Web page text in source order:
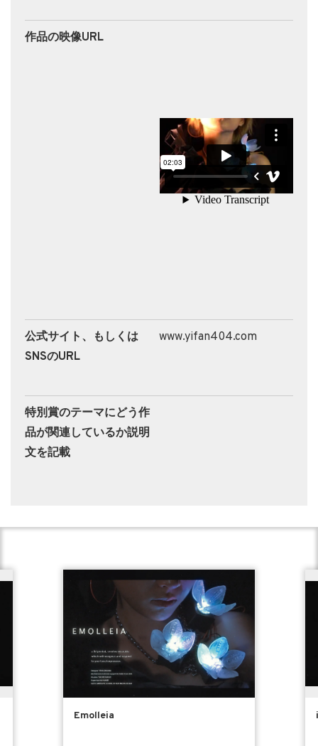
作品の映像URL
公式サイト、もしくは
SNSのURL
www.yifan404.com
特別賞のテーマにどう作
品が関連しているか説明
文を記載
Emolleia